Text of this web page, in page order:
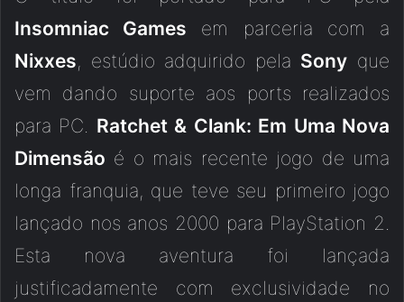
Insomniac Games em parceria com a
Nixxes, estúdio adquirido pela Sony que
vem dando suporte aos ports realizados
para PC. Ratchet & Clank: Em Uma Nova
Dimensão é o mais recente jogo de uma
longa franquia, que teve seu primeiro jogo
lançado nos anos 2000 para PlayStation 2.
Esta nova aventura foi lançada
justificadamente com exclusividade no